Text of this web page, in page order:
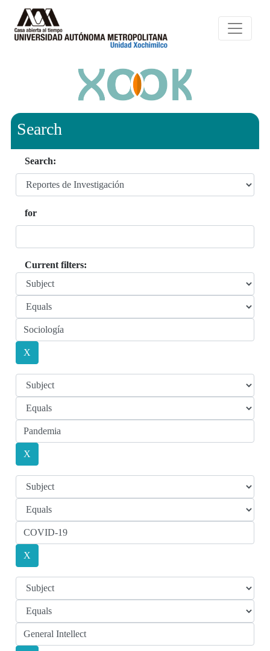
Search
Search:
for
Current filters: